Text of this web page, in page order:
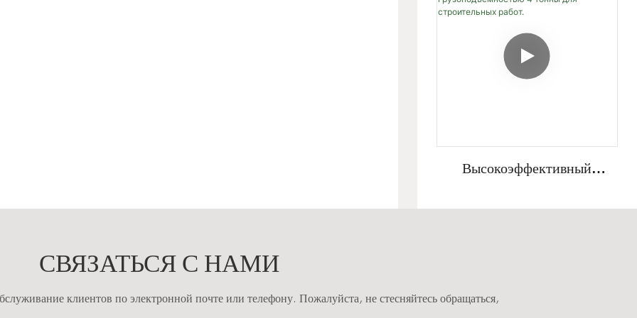
Высокоэффективный
Гусеничный Экскаватор
СВЯЗАТЬСЯ С НАМИ
клиентов по электронной почте или телефону. Пожалуйста, не стесняйтесь обращаться,